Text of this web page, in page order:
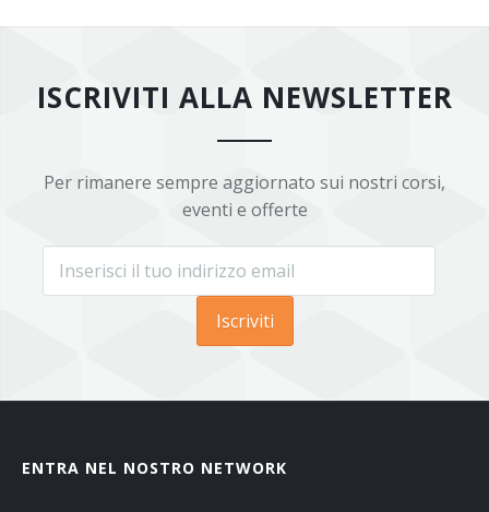
ISCRIVITI ALLA NEWSLETTER
Per rimanere sempre aggiornato sui nostri corsi,
eventi e offerte
Iscriviti
ENTRA NEL NOSTRO NETWORK